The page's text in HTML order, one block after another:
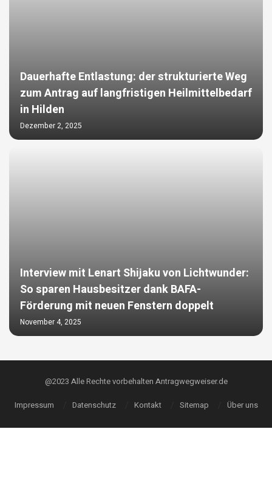
Dauerhafte Entlastung: der strukturierte Weg
zum Antrag auf langfristigen Heilmittelbedarf
in Hilden
Dezember 2, 2025
Interview mit Lenart Shijaku von Lichtwunder:
So sparen Hausbesitzer dank BAFA-
Förderung mit neuen Fenstern doppelt
November 4, 2025
@2023 Alle Rechte vorbehalten Antragwegweiser.de
Impressum Datenschutz Kontakt Sitemap Über uns